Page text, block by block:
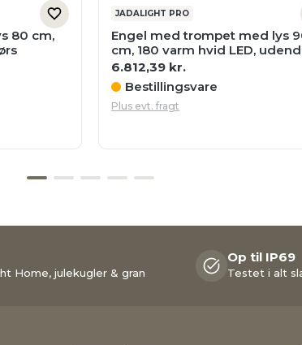
80 cm,
JADALIGHT PRO
Engel med trompet med lys
cm, 180 varm hvid LED,
6.812,39 kr.
Bestillingsvare
Plus evt. fragt
Home, julekugler & gran
Op til IP69
Testet i alt